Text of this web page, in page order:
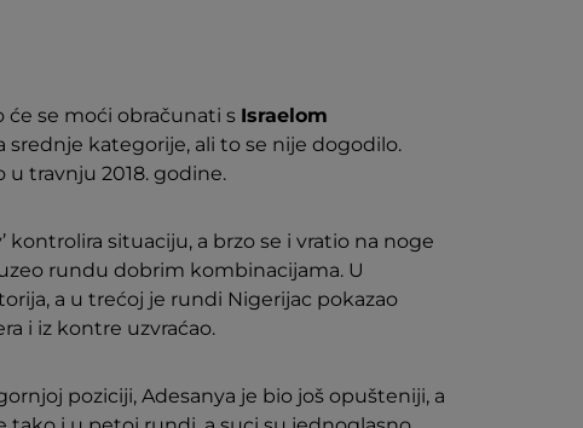
će se moći obračunati s Israelom
srednje kategorije, ali to se nije dogodilo.
travnju 2018. godine.
kontrolira situaciju, a brzo se i vratio na noge
rundu dobrim kombinacijama. U
a u trećoj je rundi Nigerijac pokazao
i iz kontre uzvraćao.
poziciji, Adesanya je bio još opušteniji, a